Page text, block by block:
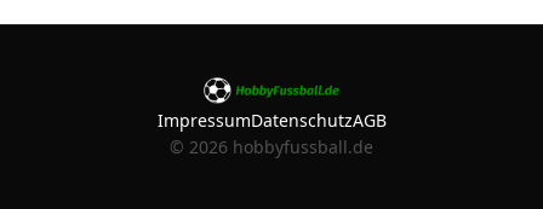
ImpressumDatenschutzAGB
© 2026 hobbyfussball.de